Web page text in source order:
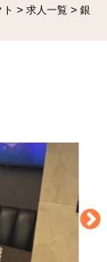
> 求人一覧 > 銀